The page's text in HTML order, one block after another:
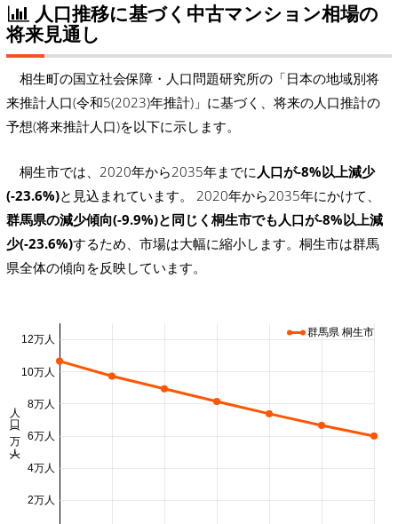
人口推移に基づく中古マンション相場の
将来見通し
相生町の国立社会保障・人口問題研究所の「日本の地域別将
来推計人口(令和5(2023)年推計)」に基づく、将来の人口推計の
予想(将来推計人口)を以下に示します。
桐生市では、2020年から2035年までに 人口が-8%以上減少
(-23.6%)と見込まれています。 2020年から2035年にかけて、
群馬県の減少傾向(-9.9%)と同じく桐生市でも人口が-8%以上減
少(-23.6%)するため、市場は大幅に縮小します。桐生市は群馬
県全体の傾向を反映しています。
2万人
4万人
6万人
8万人
10万人
12万人
人口 (万人)
群馬県 桐生市